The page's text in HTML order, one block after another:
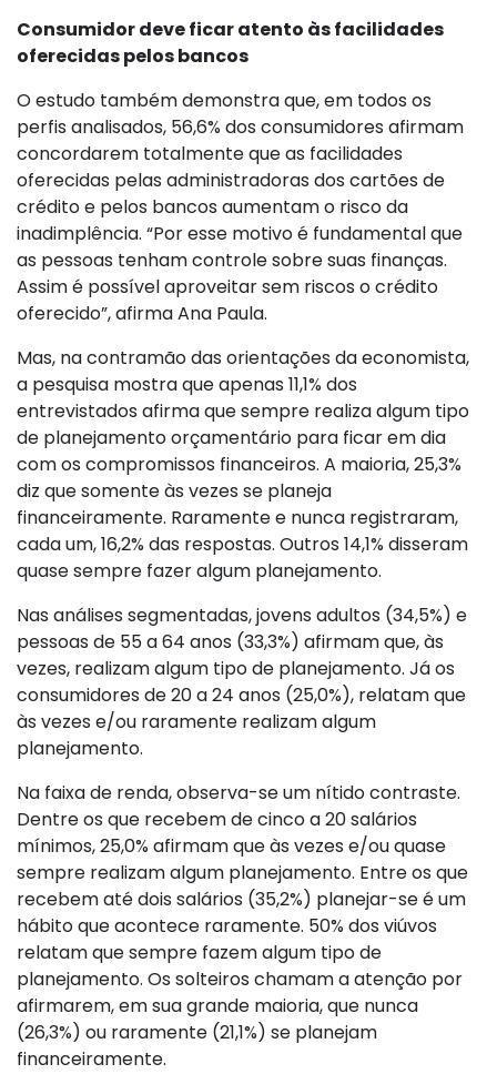
Consumidor deve ficar atento às facilidades
oferecidas pelos bancos
O estudo também demonstra que, em todos os
perfis analisados, 56,6% dos consumidores afirmam
concordarem totalmente que as facilidades
oferecidas pelas administradoras dos cartões de
crédito e pelos bancos aumentam o risco da
inadimplência. “Por esse motivo é fundamental que
as pessoas tenham controle sobre suas finanças.
Assim é possível aproveitar sem riscos o crédito
oferecido”, afirma Ana Paula.
Mas, na contramão das orientações da economista,
a pesquisa mostra que apenas 11,1% dos
entrevistados afirma que sempre realiza algum tipo
de planejamento orçamentário para ficar em dia
com os compromissos financeiros. A maioria, 25,3%
diz que somente às vezes se planeja
financeiramente. Raramente e nunca registraram,
cada um, 16,2% das respostas. Outros 14,1% disseram
quase sempre fazer algum planejamento.
Nas análises segmentadas, jovens adultos (34,5%) e
pessoas de 55 a 64 anos (33,3%) afirmam que, às
vezes, realizam algum tipo de planejamento. Já os
consumidores de 20 a 24 anos (25,0%), relatam que
às vezes e/ou raramente realizam algum
planejamento.
Na faixa de renda, observa-se um nítido contraste.
Dentre os que recebem de cinco a 20 salários
mínimos, 25,0% afirmam que às vezes e/ou quase
sempre realizam algum planejamento. Entre os que
recebem até dois salários (35,2%) planejar-se é um
hábito que acontece raramente. 50% dos viúvos
relatam que sempre fazem algum tipo de
planejamento. Os solteiros chamam a atenção por
afirmarem, em sua grande maioria, que nunca
(26,3%) ou raramente (21,1%) se planejam
financeiramente.